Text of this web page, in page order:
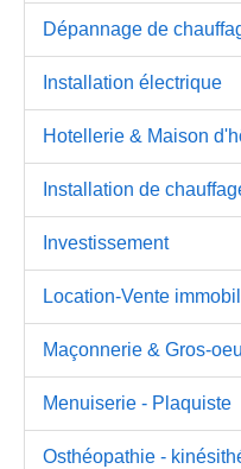
Dépannage de
Installation électrique
Hotellerie & Maison
Installation de
Investissement
Location-Vente
Maçonnerie & Gros-
Menuiserie - Plaquiste
Osthéopathie -